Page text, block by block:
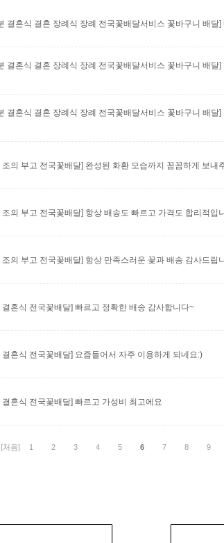
결혼식 결혼 장례식 장례 전국꽃배달서비스 꽃바구니 배달]
결혼식 결혼 장례식 장례 전국꽃배달서비스 꽃바구니 배달]
결혼식 결혼 장례식 장례 전국꽃배달서비스 꽃바구니 배달]
의 부고 전국꽃배달] 완성된 화환 모습까지 꼼꼼하게 보내
의 부고 전국꽃배달] 항상 배송도 빠르고 가격도 합리적입
의 부고 전국꽃배달] 항상 만족스러운 꽃과 배송 감사드립
혼식 전국꽃배달] 빠르고 정확한 배송 감사합니다~
혼식 전국꽃배달] 요즘들어서 자주 이용하게 되네요:)
혼식 전국꽃배달] 빠르고 가성비 최고에요
[처음]
1 2 3 4 5 6 7 8 9